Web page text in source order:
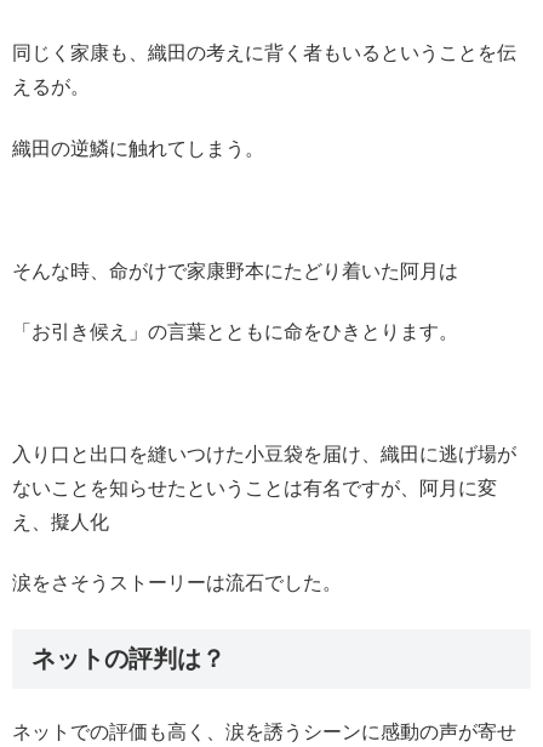
同じく家康も、織田の考えに背く者もいるということを伝
えるが。
織田の逆鱗に触れてしまう。
そんな時、命がけで家康野本にたどり着いた阿月は
「お引き候え」の言葉とともに命をひきとります。
入り口と出口を縫いつけた小豆袋を届け、織田に逃げ場が
ないことを知らせたということは有名ですが、阿月に変
え、擬人化
涙をさそうストーリーは流石でした。
ネットの評判は？
ネットでの評価も高く、涙を誘うシーンに感動の声が寄せ